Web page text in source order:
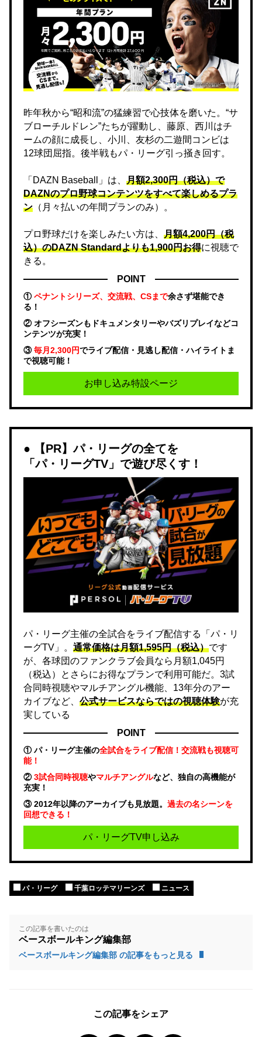
昨年秋から“昭和流”の猛練習で心技体を磨いた。“サ
ブローチルドレン”たちが躍動し、藤原、西川はチ
ームの顔に成長し、小川、友杉の二遊間コンビは
12球団屈指。後半戦もパ・リーグ引っ掻き回す。
「DAZN Baseball」は、 月額2,300円（税込）で
DAZNのプロ野球コンテンツをすべて楽しめるプラ
ン （月々払いの年間プランのみ）。
プロ野球だけを楽しみたい方は、 月額4,200円（税
込）のDAZN Standard​よりも1,900円お得に視聴で
きる。
POINT
①ペナントシリーズ、交流戦、CSまで余さず堪能でき
る！
② オフシーズンもドキュメンタリーやバズリプレイなどコ
ンテンツが充実！
③毎月2,300円でライブ配信・見逃し配信・ハイライトま
で視聴可能！
お申し込み特設ページ
【PR】パ・リーグの全てを
「パ・リーグTV」で遊び尽くす！
パ・リーグ主催の全試合をライブ配信する「パ・リ
ーグTV」。 通常価格は月額1,595円（税込）です
が、各球団のファンクラブ会員なら月額1,045円
（税込）とさらにお得なプランで利用可能だ。3試
合同時視聴やマルチアングル機能、13年分のアー
カイブなど、 公式サービスならではの視聴体験が充
実している
POINT
① パ・リーグ主催の全試合をライブ配信！交流戦も視聴可
能！
②3試合同時視聴やマルチアングルなど、独自の高機能が
充実！
③ 2012年以降のアーカイブも見放題。 過去の名シーンを
回想できる！
パ・リーグTV申し込み
パ・リーグ 千葉ロッテマリーンズ ニュース
この記事を書いたのは
ベースボールキング編集部
ベースボールキング編集部 の記事をもっと見る
この記事をシェア